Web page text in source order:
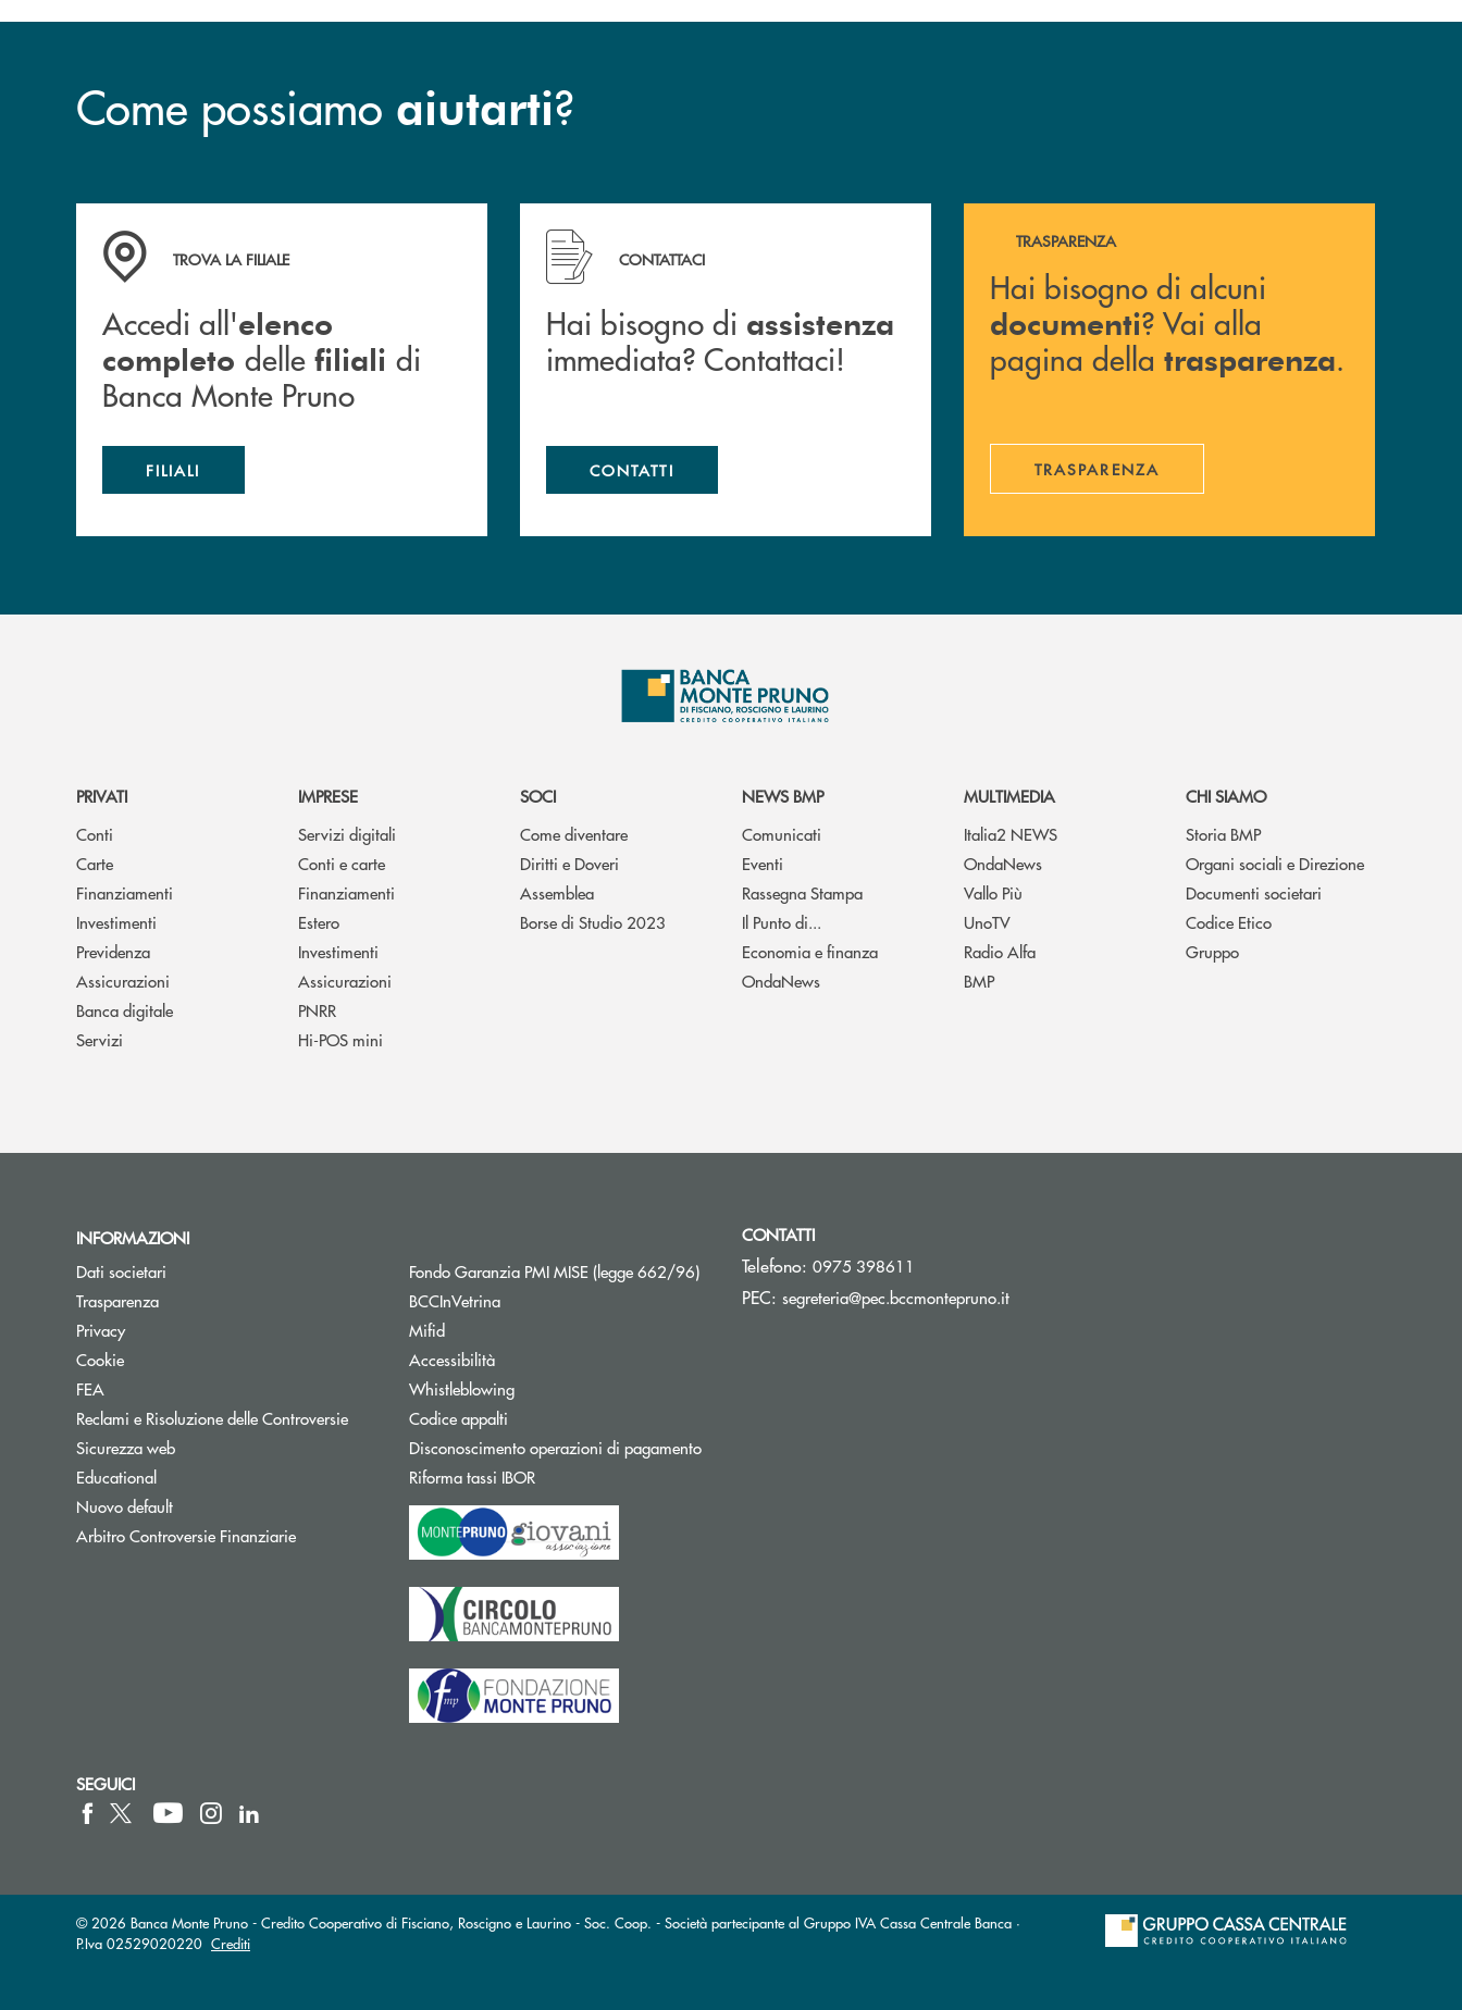
Come possiamo aiutarti?
Accedi all' elenco completo&nbsp; delle&nbsp; filiali&nbsp; di Banca Monte Pruno
TROVA LA FILIALE
Accedi all'elenco
completo delle filiali di
Banca Monte Pruno
FILIALI
Hai bisogno di assistenza immediata? Contattaci!
CONTATTACI
Hai bisogno di assistenza
immediata? Contattaci!
CONTATTI
Hai bisogno di alcuni documenti ? Vai alla pagina della
TRASPARENZA
Hai bisogno di alcuni
documenti? Vai alla
pagina della trasparenza.
TRASPARENZA
PRIVATI
Conti
Carte
Finanziamenti
Investimenti
Previdenza
Assicurazioni
Banca digitale
Servizi
IMPRESE
Servizi digitali
Conti e carte
Finanziamenti
Estero
Investimenti
Assicurazioni
PNRR
Hi-POS mini
SOCI
Come diventare
Diritti e Doveri
Assemblea
Borse di Studio 2023
NEWS BMP
Comunicati
Eventi
Rassegna Stampa
Il Punto di...
Economia e finanza
OndaNews
MULTIMEDIA
Italia2 NEWS
OndaNews
Vallo Più
UnoTV
Radio Alfa
BMP
CHI SIAMO
Storia BMP
Organi sociali e Direzione
Documenti societari
Codice Etico
Gruppo
INFORMAZIONI
Dati societari
Trasparenza
Privacy
Cookie
FEA
Reclami e Risoluzione delle Controversie
Sicurezza web
Educational
Nuovo default
Arbitro Controversie FinanziarieApre una nuova finestra
Fondo Garanzia PMI MISE (legge 662/96)Apre una nuova finestra
BCCInVetrina
Mifid
Accessibilità
Whistleblowing
Codice appalti
Disconoscimento operazioni di pagamento
Riforma tassi IBORApre una nuova finestra
CONTATTI
Telefono: 0975 398611
PEC: segreteria@pec.bccmontepruno.it(si apre l’app di posta elettronica)
SEGUICI
© 2026 Banca Monte Pruno - Credito Cooperativo di Fisciano, Roscigno e Laurino - Soc. Coop. - Società partecipante al Gruppo IVA Cassa Centrale Banca ·
P.Iva 02529020220 Crediti